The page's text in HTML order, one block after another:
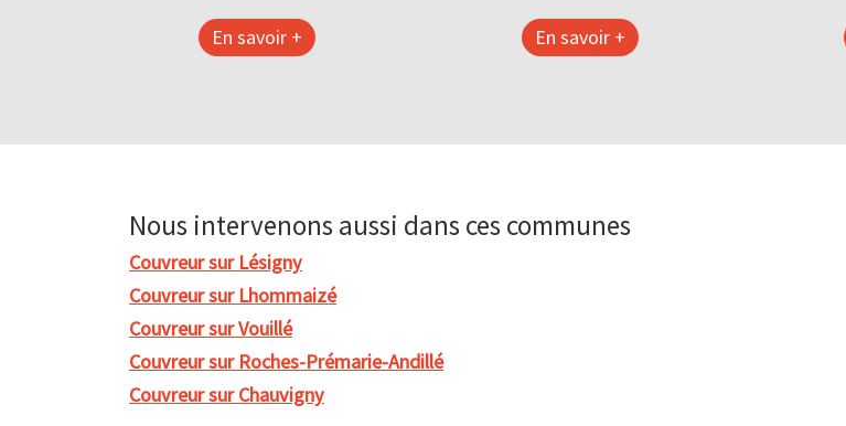
En savoir + En savoir +
Nous intervenons aussi dans ces communes
Couvreur sur Lésigny
Couvreur sur Lhommaizé
Couvreur sur Vouillé
Couvreur sur Roches-Prémarie-Andillé
Couvreur sur Chauvigny